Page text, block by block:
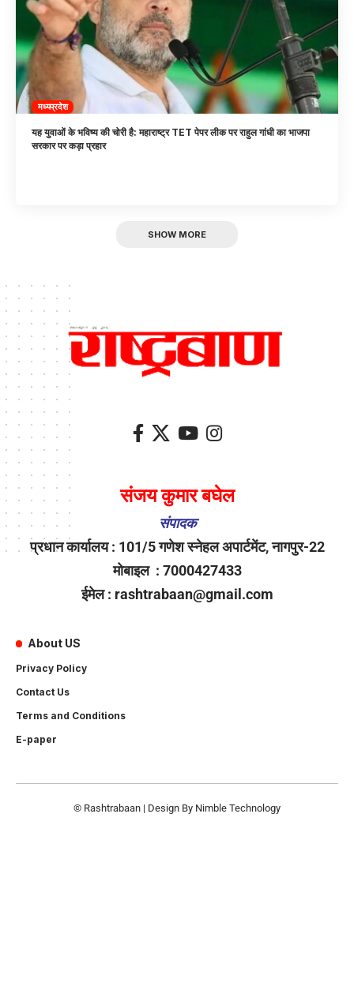
मध्यप्रदेश
यह युवाओं के भविष्य की चोरी है: महाराष्ट्र TET पेपर लीक पर राहुल गांधी का भाजपा
सरकार पर कड़ा प्रहार
SHOW MORE
संजय कुमार बघेल
संपादक
प्रधान कार्यालय : 101/5 गणेश स्नेहल अपार्टमेंट, नागपुर-22
मोबाइल : 7000427433
ईमेल : rashtrabaan@gmail.com
About US
Privacy Policy
Contact Us
Terms and Conditions
E-paper
© Rashtrabaan | Design By Nimble Technology